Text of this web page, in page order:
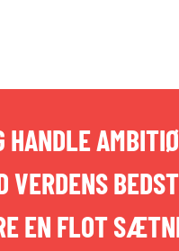
HANDLE
VERDENS
EN FLOT